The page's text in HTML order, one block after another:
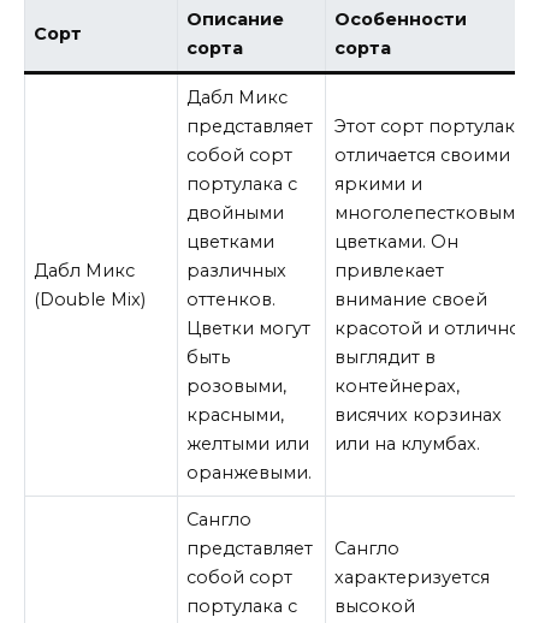
Сорт
Описание
сорта
Особенности
сорта
Дабл Микс
(Double Mix)
Дабл Микс
представляет
собой сорт
портулака с
двойными
цветками
различных
оттенков.
Цветки могут
быть
розовыми,
красными,
желтыми или
оранжевыми.
Этот сорт портулака
отличается своими
яркими и
многолепестковыми
цветками. Он
привлекает
внимание своей
красотой и отлично
выглядит в
контейнерах,
висячих корзинах
или на клумбах.
Сангло
представляет
собой сорт
портулака с
Сангло
характеризуется
высокой